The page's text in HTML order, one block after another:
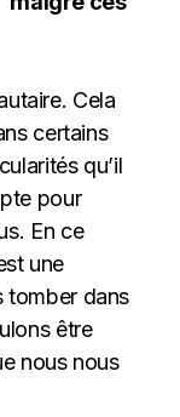
Cela
certains
qu’il
pour
En ce
une
tomber dans
être
nous nous